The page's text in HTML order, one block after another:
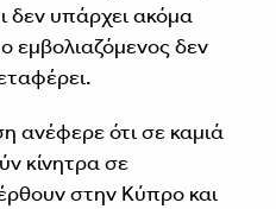
δεν υπάρχει ακόμα
εμβολιαζόμενος δεν
ότι σε καμιά
κίνητρα σε
στην Κύπρο και